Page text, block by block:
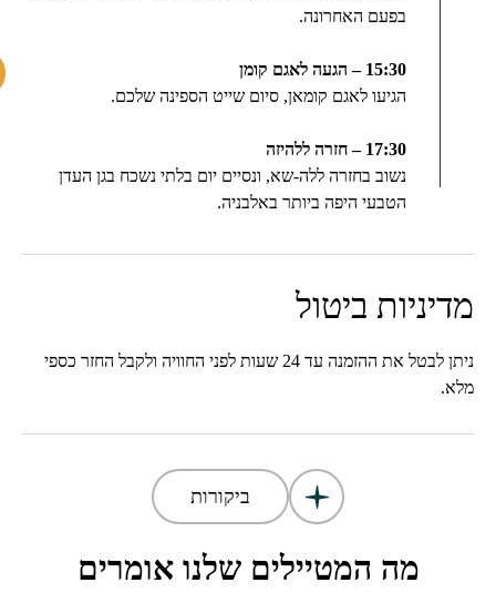
בפעם האחרונה.
15:30 – הגעה לאגם קומן
הגיעו לאגם קומאן, סיום שייט הספינה שלכם.
17:30 – חזרה ללהיזה
נשוב בחזרה ללה-שא, ונסיים יום בלתי נשכח בגן העדן
הטבעי היפה ביותר באלבניה.
מדיניות ביטול
ניתן לבטל את ההזמנה עד 24 שעות לפני החוויה ולקבל החזר כספי
מלא.
ביקורות
מה המטיילים שלנו אומרים